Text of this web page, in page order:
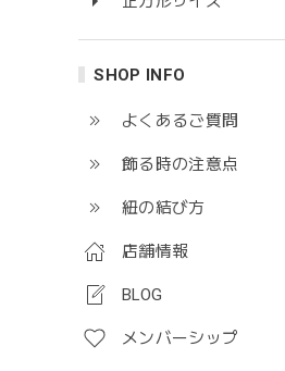
SHOP INFO
よくあるご質問
飾る時の注意点
紐の結び方
店舗情報
BLOG
メンバーシップ